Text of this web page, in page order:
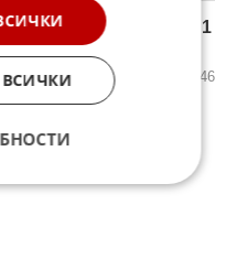
България получи 1
по ПВУ
2 346
ВСИЧКИ